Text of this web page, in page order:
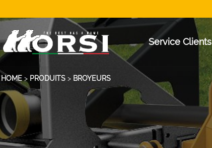
Service Clients
HOME > PRODUITS > BROYEURS